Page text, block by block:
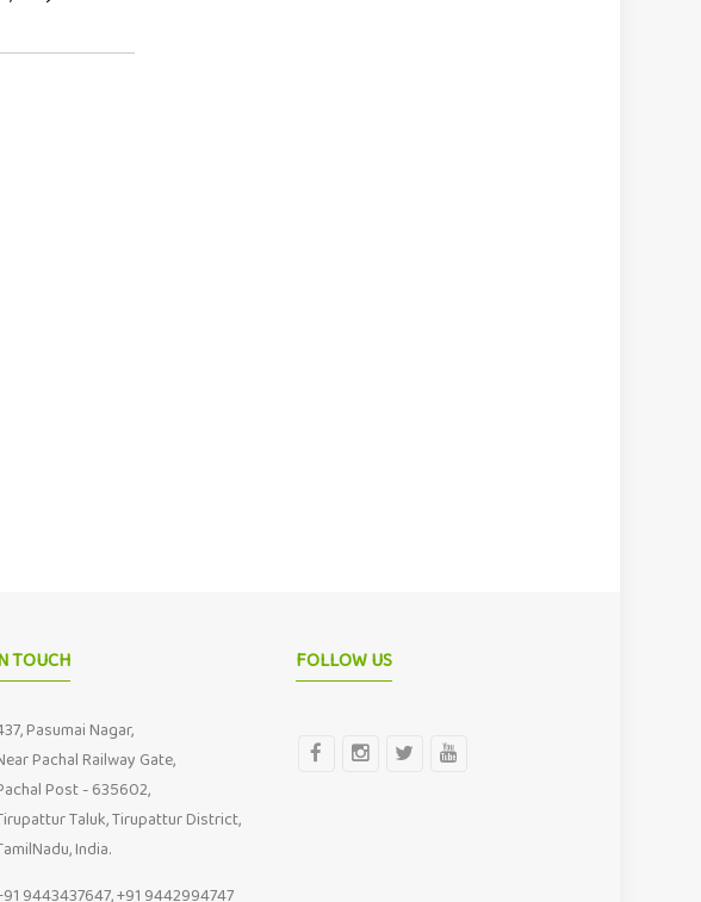
TOUCH
Pasumai Nagar,
Pachal Railway Gate,
Post - 635602,
Taluk, Tirupattur District,
India.
9443437647, +91 9442994747
FOLLOW US